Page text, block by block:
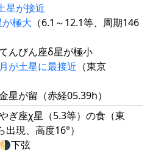
星が接近
極大 （6.1～12.1等、周期146
んびん座δ星が極小
月が土星に最接近 （東京
星が留（赤経05.39h）
ぎ座χ星（5.3等）の食（東
現、高度16°）
下弦